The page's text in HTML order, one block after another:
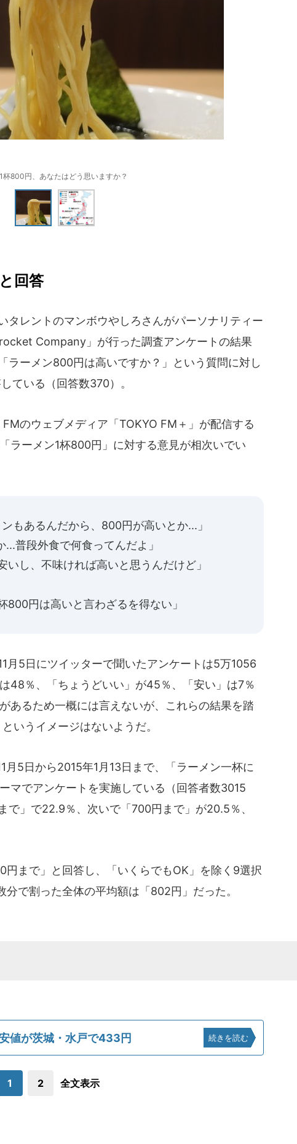
杯800円、あなたはどう思いますか？
回答
タレントのマンボウやしろさんがパーソナリティー
Company」が行った調査アンケートの結果
ラーメン800円は高いですか？」という質問に対し
ている（回答数370）。
のウェブメディア「TOKYO FM＋」が配信する
ラーメン1杯800円」に対する意見が相次いでい
もあるんだから、800円が高いとか...」
普段外食で何食ってんだよ」
いし、不味ければ高いと思うんだけど」
800円は高いと言わざるを得ない」
月5日にツイッターで聞いたアンケートは5万1056
48％、「ちょうどいい」が45％、「安い」は7％
あるため一概には言えないが、これらの結果を踏
いうイメージはないようだ。
月5日から2015年1月13日まで、「ラーメン一杯に
マでアンケートを実施している（回答者数3015
で」で22.9％、次いで「700円まで」が20.5％、
まで」と回答し、「いくらでもOK」を除く9選択
で割った全体の平均額は「802円」だった。
値が茨城・水戸で433円 続きを読む
1 2 全文表示